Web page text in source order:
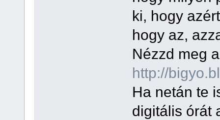
ki, hogy
hogy az,
Nézzd meg
http://
Ha netán te
digitális órát